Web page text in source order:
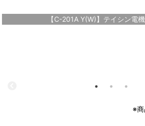
【C-201A Y(W)】テイシン電
※商